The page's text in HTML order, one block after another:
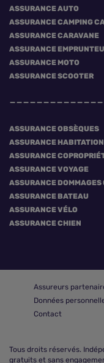
ASSURANCE AUTO
ASSURANCE CAMPING
ASSURANCE CARAVANE
ASSURANCE
ASSURANCE MOTO
ASSURANCE SCOOTER
ASSURANCE OBSÈQUES
ASSURANCE HABITATION
ASSURANCE
ASSURANCE VOYAGE
ASSURANCE DOMMAGES
ASSURANCE BATEAU
ASSURANCE VÉLO
ASSURANCE CHIEN
Assureurs
Données
Contact
Tous droits réservés.
gratuits et sans